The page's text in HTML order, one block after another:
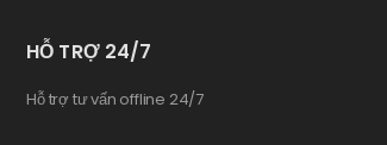
HỖ TRỢ 24/7
Hỗ trợ tư vấn offline 24/7